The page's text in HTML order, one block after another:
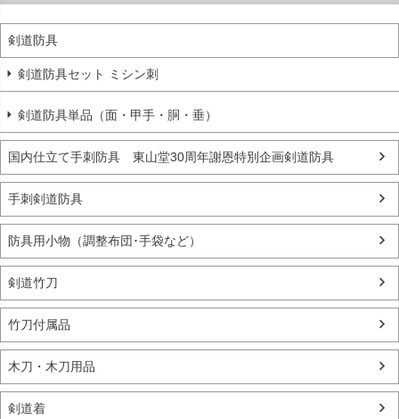
剣道防具
剣道防具セット ミシン刺
剣道防具単品（面・甲手・胴・垂）
国内仕立て手刺防具 東山堂30周年謝恩特別企画剣道防具
手刺剣道防具
防具用小物（調整布団･手袋など）
剣道竹刀
竹刀付属品
木刀・木刀用品
剣道着